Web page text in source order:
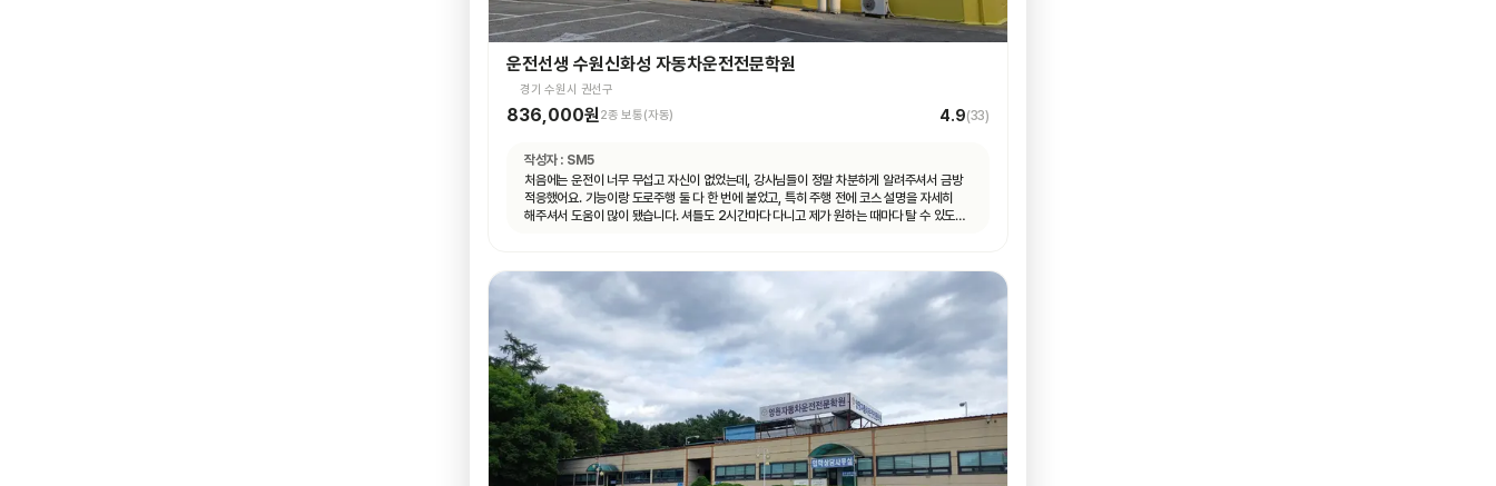
운전선생 수원신화성 자동차운전전문학원
경기 수원시 권선구
836,000원 2종 보통(자동) 4.9(33)
작성자 : SM5
처음에는 운전이 너무 무섭고 자신이 없었는데, 강사님들이 정말 차분하게 알려주셔서 금방
적응했어요. 기능이랑 도로주행 둘 다 한 번에 붙었고, 특히 주행 전에 코스 설명을 자세히
해주셔서 도움이 많이 됐습니다. 셔틀도 2시간마다 다니고 제가 원하는 때마다 탈 수 있도록